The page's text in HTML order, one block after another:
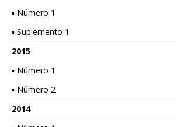
▪ Número 1
▪ Suplemento 1
2015
▪ Número 1
▪ Número 2
2014